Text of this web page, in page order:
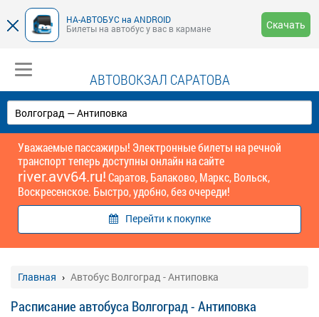
НА-АВТОБУС на ANDROID
Билеты на автобус у вас в кармане
Скачать
АВТОВОКЗАЛ САРАТОВА
Уважаемые пассажиры! Электронные билеты на речной
транспорт теперь доступны онлайн на сайте
river.avv64.ru!Саратов, Балаково, Маркс, Вольск,
Воскресенское. Быстро, удобно, без очереди!
Перейти к покупке
Главная Автобус Волгоград - Антиповка
Расписание автобуса Волгоград - Антиповка